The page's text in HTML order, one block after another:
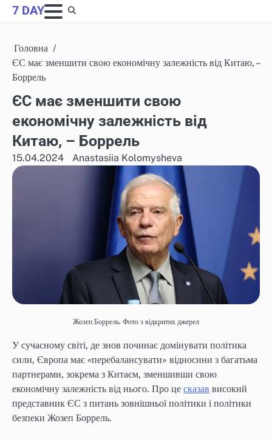
Skip
to
7 DAY
Головна
ЄС має зменшити свою економічну залежність від Китаю, –
Боррель
ЄС має зменшити свою
економічну залежність від
Китаю, – Боррель
15.04.2024 Anastasiia Kolomysheva
Жозеп Боррель. Фото з відкритих джерел
У сучасному світі, де знов починає домінувати політика
сили, Європа має «перебалансувати» відносини з багатьма
партнерами, зокрема з Китаєм, зменшивши свою
економічну залежність від нього. Про це сказав високий
представник ЄС з питань зовнішньої політики і політики
безпеки Жозеп Боррель.